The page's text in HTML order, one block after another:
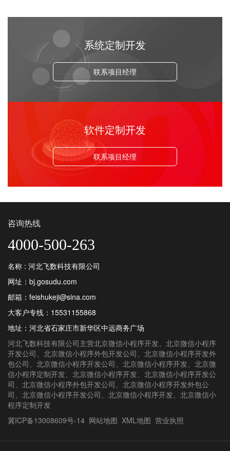
系统定制开发
联系项目经理
软件定制开发
联系项目经理
咨询热线
4000-500-263
名称 : 河北飞数科技有限公司
网址：bj.gosudu.com
邮箱：feishukeji@sina.com
大客户专线： 15531155868
地址：河北省石家庄市新华区中远商务广场
河北飞数科技有限公司主营北京微信小程序开发、 北京微信小程序
开发公司 、 北京微信小程序外包开发公司 、 北京微信小程序开发外
包公司 、 北京微信小程序开发公司 、 北京微信小程序开发、 北京微
信小程序定制开发、 北京微信小程序开发、 北京微信小程序开发公
司 、 北京微信小程序外包开发公司 、 北京微信小程序开发外包公
司 、 北京微信小程序开发公司 、 北京微信小程序开发、 北京微信小
程序定制开发
冀ICP备13008609号-14 网站地图 XML地图 营业执照